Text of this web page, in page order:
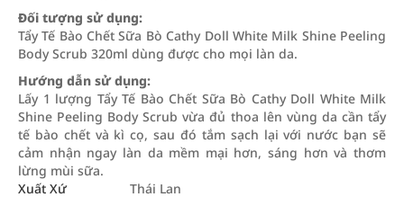
Đối tượng sử dụng:
Tẩy Tế Bào Chết Sữa Bò Cathy Doll White Milk Shine Peeling
Body Scrub 320ml dùng được cho mọi làn da.
Hướng dẫn sử dụng:
Lấy 1 lượng Tẩy Tế Bào Chết Sữa Bò Cathy Doll White Milk
Shine Peeling Body Scrub vừa đủ thoa lên vùng da cần tẩy
tế bào chết và kì cọ, sau đó tắm sạch lại với nước bạn sẽ
cảm nhận ngay làn da mềm mại hơn, sáng hơn và thơm
lừng mùi sữa.
Xuất Xứ
Thái Lan